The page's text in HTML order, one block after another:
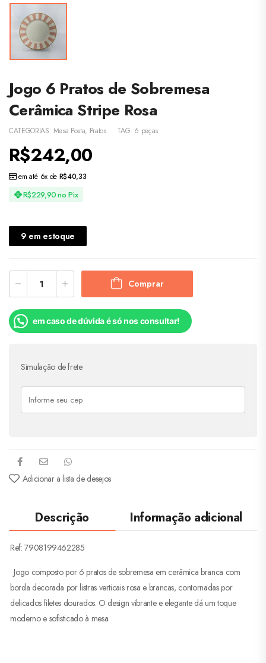
Jogo 6 Pratos de Sobremesa
Cerâmica Stripe Rosa
CATEGORIAS: Mesa Posta, Pratos TAG: 6 peças
R$242,00
R$229,90no Pix
em até 6x de R$40,33
9 em estoque
Comprar
em caso de dúvida é só nos consultar!
Simulação de frete
Adicionar a lista de desejos
Descrição Informação adicional
Ref: 7908199462285
• Jogo composto por 6 pratos de sobremesa em cerâmica branca com
borda decorada por listras verticais rosa e brancas, contornadas por
delicados filetes dourados. O design vibrante e elegante dá um toque
moderno e sofisticado à mesa.